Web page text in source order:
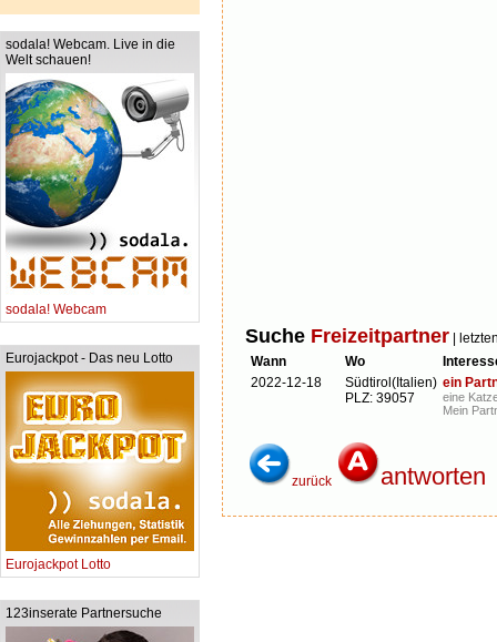
sodala! Webcam. Live in die
Welt schauen!
sodala! Webcam
Eurojackpot - Das neu Lotto
Eurojackpot Lotto
123inserate Partnersuche
Suche Freizeitpartner |
Wann
Wo
2022-12-18
Südtirol(Italien)
PLZ: 39057
ein
eine
Mein
zurück antworten